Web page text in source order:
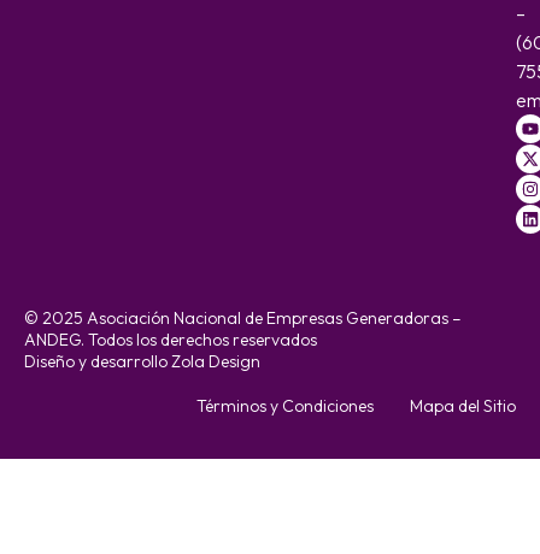
–
© 2025 Asociación Nacional de Empresas Generadoras –
ANDEG. Todos los derechos reservados
Diseño y desarrollo Zola Design
Términos y Condiciones Mapa del Sitio